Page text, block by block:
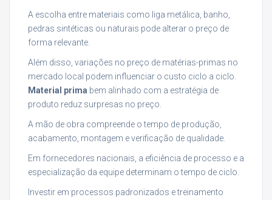
A escolha entre materiais como liga metálica, banho,
pedras sintéticas ou naturais pode alterar o preço de
forma relevante.
Além disso, variações no preço de matérias-primas no
mercado local podem influenciar o custo ciclo a ciclo.
Material prima bem alinhado com a estratégia de
produto reduz surpresas no preço.
A mão de obra compreende o tempo de produção,
acabamento, montagem e verificação de qualidade.
Em fornecedores nacionais, a eficiência de processo e a
especialização da equipe determinam o tempo de ciclo.
Investir em processos padronizados e treinamento